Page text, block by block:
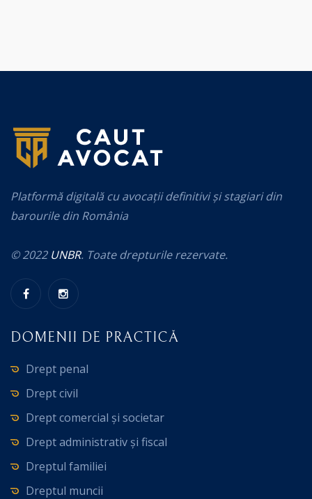
Platformă digitală cu avocații definitivi și stagiari din
barourile din România
© 2022 UNBR. Toate drepturile rezervate.
DOMENII DE PRACTICĂ
Drept penal
Drept civil
Drept comercial și societar
Drept administrativ și fiscal
Dreptul familiei
Dreptul muncii